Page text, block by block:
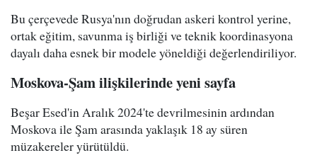
Bu çerçevede Rusya'nın doğrudan askeri kontrol yerine,
ortak eğitim, savunma iş birliği ve teknik koordinasyona
dayalı daha esnek bir modele yöneldiği değerlendiriliyor.
Moskova-Şam ilişkilerinde yeni sayfa
Beşar Esed'in Aralık 2024'te devrilmesinin ardından
Moskova ile Şam arasında yaklaşık 18 ay süren
müzakereler yürütüldü.